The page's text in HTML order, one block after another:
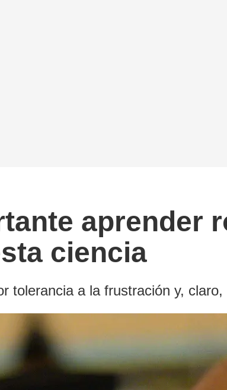
aprender
ciencia
tolerancia a la frustración y,